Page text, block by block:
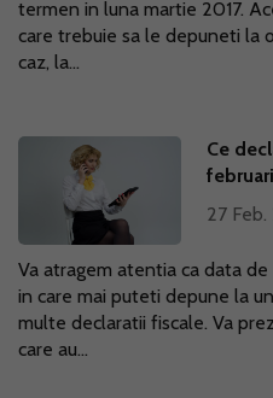
termen in luna martie 2017.
care trebuie sa le depuneti la
caz, la...
Ce
27 Feb.
Va atragem atentia ca data
in care mai puteti depune la
multe declaratii fiscale. Va
care au...